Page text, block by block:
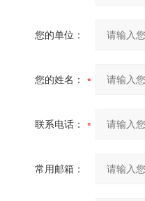
您的单位：
您的姓名：
联系电话：
常用邮箱：